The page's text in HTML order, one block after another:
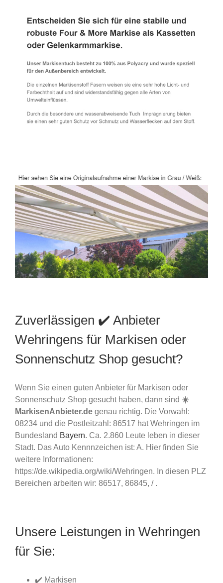
Zuverlässigen ✔️ Anbieter
Wehringens für Markisen oder
Sonnenschutz Shop gesucht?
Wenn Sie einen guten Anbieter für Markisen oder
Sonnenschutz Shop gesucht haben, dann sind ☀️
MarkisenAnbieter.de genau richtig. Die Vorwahl:
08234 und die Postleitzahl: 86517 hat Wehringen im
Bundesland Bayern. Ca. 2.860 Leute leben in dieser
Stadt. Das Auto Kennnzeichen ist: A. Hier finden Sie
weitere Informationen:
https://de.wikipedia.org/wiki/Wehringen. In diesen PLZ
Bereichen arbeiten wir: 86517, 86845, / .
Unsere Leistungen in Wehringen
für Sie:
✔️ Markisen